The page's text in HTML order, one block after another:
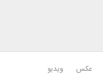
عکس ویدیو